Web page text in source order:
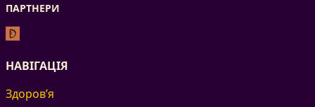
ПАРТНЕРИ
НАВІГАЦІЯ
Здоров’я